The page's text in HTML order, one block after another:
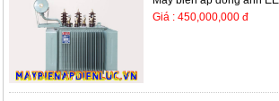
Giá : 450,000,000 đ